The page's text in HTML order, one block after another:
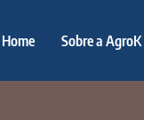
Home Sobre a AgroK